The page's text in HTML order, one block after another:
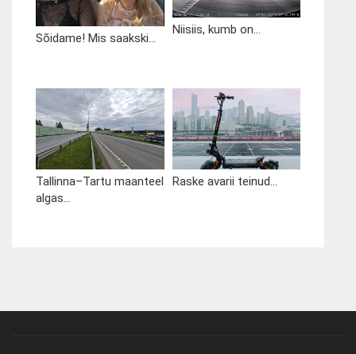
Sõidame! Mis saakski...
Niisiis, kumb on...
Tallinna–Tartu maanteel
algas...
Raske avarii teinud...